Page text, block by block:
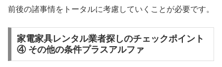
前後の諸事情をトータルに考慮していくことが必要です。
家電家具レンタル業者探しのチェックポイント
④ その他の条件プラスアルファ